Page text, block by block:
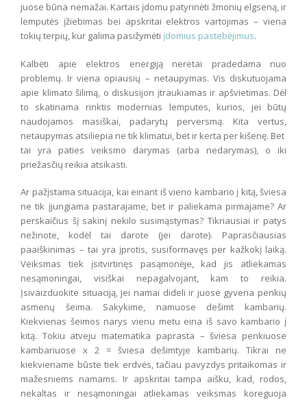
juose būna nemažai. Kartais įdomu patyrinėti žmonių elgseną, ir
lemputės įžiebimas bei apskritai elektros vartojimas – viena
tokių terpių, kur galima pasižymėti įdomius pastebėjimus.
Kalbėti apie elektros energiją neretai pradedama nuo
problemų. Ir viena opiausių – netaupymas. Vis diskutuojama
apie klimato šilimą, o diskusijon įtraukiamas ir apšvietimas. Dėl
to skatinama rinktis modernias lemputes, kurios, jei būtų
naudojamos masiškai, padarytų perversmą. Kita vertus,
netaupymas atsiliepia ne tik klimatui, bet ir kerta per kišenę. Bet
tai yra paties veiksmo darymas (arba nedarymas), o iki
priežasčių reikia atsikasti.
Ar pažįstama situacija, kai einant iš vieno kambario į kitą, šviesa
ne tik įjungiama pastarajame, bet ir paliekama pirmajame? Ar
perskaičius šį sakinį nekilo susimąstymas? Tikriausiai ir patys
nežinote, kodėl tai darote (jei darote). Paprasčiausias
paaiškinimas – tai yra įprotis, susiformavęs per kažkokį laiką.
Veiksmas tiek įsitvirtinęs pasąmonėje, kad jis atliekamas
nesąmoningai, visiškai nepagalvojant, kam to reikia.
Įsivaizduokite situaciją, jei namai dideli ir juose gyvena penkių
asmenų šeima. Sakykime, namuose dešimt kambarių.
Kiekvienas šeimos narys vienu metu eina iš savo kambario į
kitą. Tokiu atveju matematika paprasta – šviesa penkiuose
kambariuose x 2 = šviesa dešimtyje kambarių. Tikrai ne
kiekviename būste tiek erdvės, tačiau pavyzdys pritaikomas ir
mažesniems namams. Ir apskritai tampa aišku, kad, rodos,
nekaltas ir nesąmoningai atliekamas veiksmas koreguoja